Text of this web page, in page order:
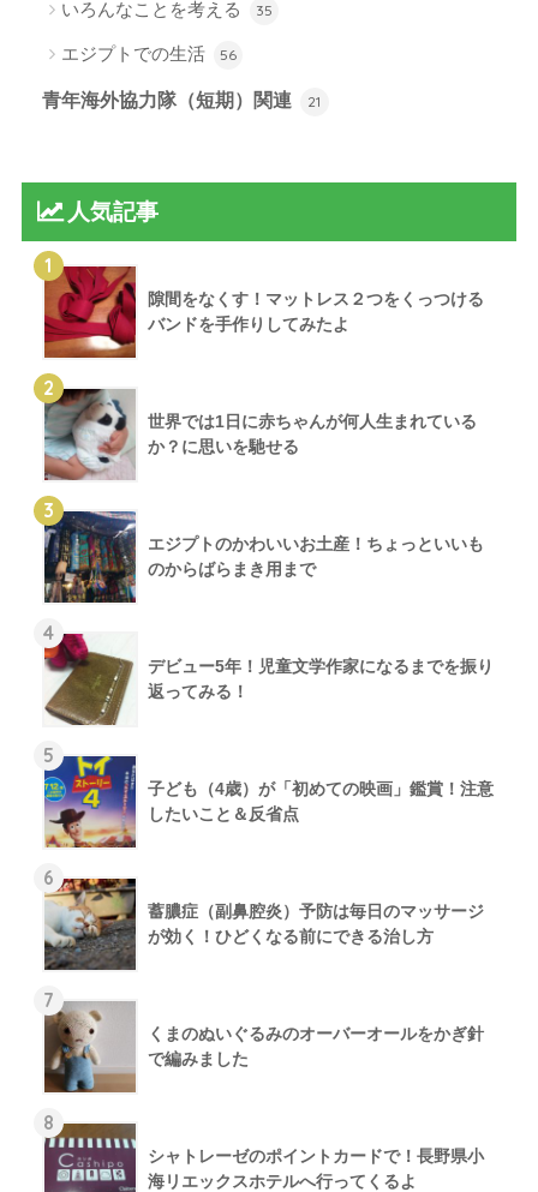
いろんなことを考える 35
エジプトでの生活 56
青年海外協力隊（短期）関連 21
人気記事
1
隙間をなくす！マットレス２つをくっつける
バンドを手作りしてみたよ
2
世界では1日に赤ちゃんが何人生まれている
か？に思いを馳せる
3
エジプトのかわいいお土産！ちょっといいも
のからばらまき用まで
4
デビュー5年！児童文学作家になるまでを振り
返ってみる！
5
子ども（4歳）が「初めての映画」鑑賞！注意
したいこと＆反省点
6
蓄膿症（副鼻腔炎）予防は毎日のマッサージ
が効く！ひどくなる前にできる治し方
7
くまのぬいぐるみのオーバーオールをかぎ針
で編みました
8
シャトレーゼのポイントカードで！長野県小
海リエックスホテルへ行ってくるよ